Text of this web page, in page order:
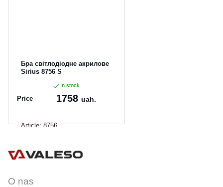
Бра світлодіодне акрилове
Sirius 8756 S
In stock
Price 1758 uah.
Article:8756
O nas